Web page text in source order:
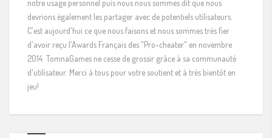
notre usage personnel puis nous nous sommes dit que nous
devrions également les partager avec de potentiels utilisateurs.
C'est aujourd'hui ce que nous faisons et nous sommes très fier
d'avoir reçu l'Awards Français des "Pro-cheater" en novembre
2014. TomnaGames ne cesse de grossir grâce à sa communauté
d'utilisateur. Merci à tous pour votre soutient et à très bientôt en
jeu!